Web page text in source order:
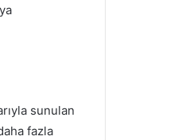
sunulan
fazla